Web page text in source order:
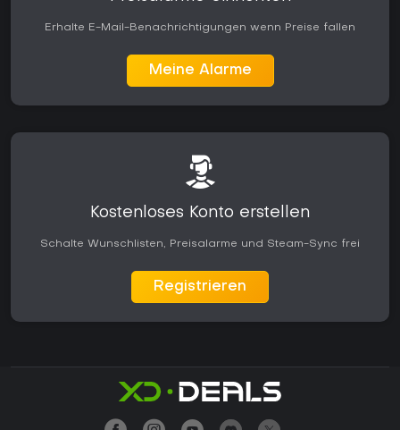
Erhalte E-Mail-Benachrichtigungen wenn Preise fallen
Meine Alarme
Kostenloses Konto erstellen
Schalte Wunschlisten, Preisalarme und Steam-Sync frei
Registrieren